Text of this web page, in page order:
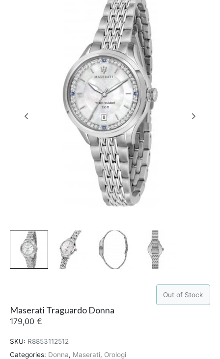
Out of Stock
Maserati Traguardo Donna
179,00 €
SKU: R8853112512
Categories: Donna, Maserati, Orologi